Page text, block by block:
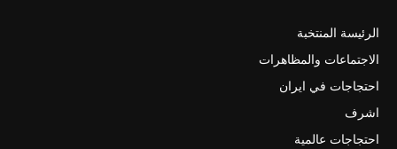
الرئيسة المنتخبة
الاجتماعات والمظاهرات
احتجاجات في ايران
اشرف
احتجاجات عالمية